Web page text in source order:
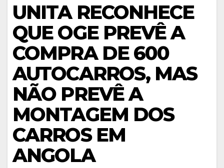
UNITA RECONHECE
QUE OGE PREVÊ A
COMPRA DE 600
AUTOCARROS, MAS
NÃO PREVÊ A
MONTAGEM DOS
CARROS EM
ANGOLA